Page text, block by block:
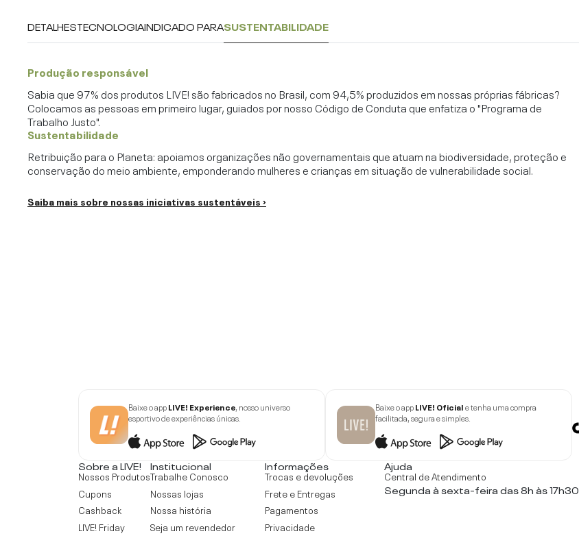
DETALHESTECNOLOGIAINDICADO PARASUSTENTABILIDADE
Produção responsável
Sabia que 97% dos produtos LIVE! são fabricados no Brasil, com 94,5% produzidos em nossas próprias fábricas?
Colocamos as pessoas em primeiro lugar, guiados por nosso Código de Conduta que enfatiza o "Programa de
Trabalho Justo".
Sustentabilidade
Retribuição para o Planeta: apoiamos organizações não governamentais que atuam na biodiversidade, proteção e
conservação do meio ambiente, emponderando mulheres e crianças em situação de vulnerabilidade social.
Saiba mais sobre nossas iniciativas sustentáveis ›
Baixe o appLIVE! Experience, nosso universo
esportivo de experiências únicas.
Baixe o appLIVE! Oficiale tenha uma compra
facilitada, segura e simples.
Sobre a LIVE!
Nossos Produtos
Cupons
Cashback
LIVE! Friday
Institucional
Trabalhe Conosco
Nossas lojas
Nossa história
Seja um revendedor
Informações
Trocas e devoluções
Frete e Entregas
Pagamentos
Privacidade
Ajuda
Central de Atendimento
Segunda à sexta-feira das 8h às 17h30